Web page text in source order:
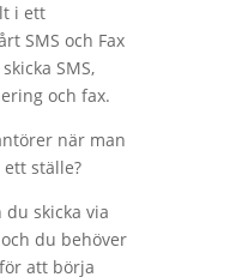
i ett
SMS och Fax
SMS,
och fax.
när man
ställe?
skicka via
du behöver
att börja